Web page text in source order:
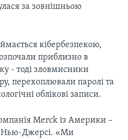
за зовнішньою
кібербезпекою,
приблизно в
- тоді зловмисники
перехоплювали паролі та
облікові записи.
Merck із Америки –
Нью-Джерсі. «Ми